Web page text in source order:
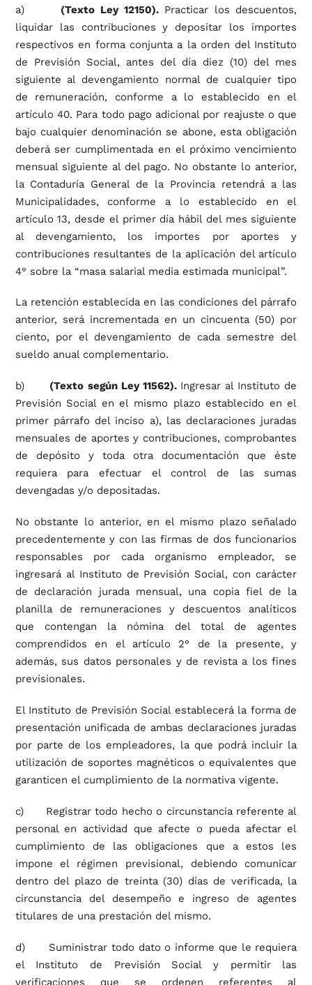
a) (Texto Ley 12150). Practicar los descuentos,
liquidar las contribuciones y depositar los importes
respectivos en forma conjunta a la orden del Instituto
de Previsión Social, antes del día diez (10) del mes
siguiente al devengamiento normal de cualquier tipo
de remuneración, conforme a lo establecido en el
artículo 40. Para todo pago adicional por reajuste o que
bajo cualquier denominación se abone, esta obligación
deberá ser cumplimentada en el próximo vencimiento
mensual siguiente al del pago. No obstante lo anterior,
la Contaduría General de la Provincia retendrá a las
Municipalidades, conforme a lo establecido en el
artículo 13, desde el primer día hábil del mes siguiente
al devengamiento, los importes por aportes y
contribuciones resultantes de la aplicación del artículo
4° sobre la “masa salarial media estimada municipal”.
La retención establecida en las condiciones del párrafo
anterior, será incrementada en un cincuenta (50) por
ciento, por el devengamiento de cada semestre del
sueldo anual complementario.
b) (Texto según Ley 11562). Ingresar al Instituto de
Previsión Social en el mismo plazo establecido en el
primer párrafo del inciso a), las declaraciones juradas
mensuales de aportes y contribuciones, comprobantes
de depósito y toda otra documentación que éste
requiera para efectuar el control de las sumas
devengadas y/o depositadas.
No obstante lo anterior, en el mismo plazo señalado
precedentemente y con las firmas de dos funcionarios
responsables por cada organismo empleador, se
ingresará al Instituto de Previsión Social, con carácter
de declaración jurada mensual, una copia fiel de la
planilla de remuneraciones y descuentos analíticos
que contengan la nómina del total de agentes
comprendidos en el artículo 2° de la presente, y
además, sus datos personales y de revista a los fines
previsionales.
El Instituto de Previsión Social establecerá la forma de
presentación unificada de ambas declaraciones juradas
por parte de los empleadores, la que podrá incluir la
utilización de soportes magnéticos o equivalentes que
garanticen el cumplimiento de la normativa vigente.
c) Registrar todo hecho o circunstancia referente al
personal en actividad que afecte o pueda afectar el
cumplimiento de las obligaciones que a estos les
impone el régimen previsional, debiendo comunicar
dentro del plazo de treinta (30) días de verificada, la
circunstancia del desempeño e ingreso de agentes
titulares de una prestación del mismo.
d) Suministrar todo dato o informe que le requiera
el Instituto de Previsión Social y permitir las
verificaciones que se ordenen referentes al